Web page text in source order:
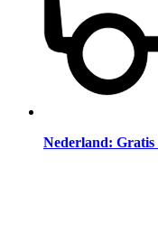
Nederland: